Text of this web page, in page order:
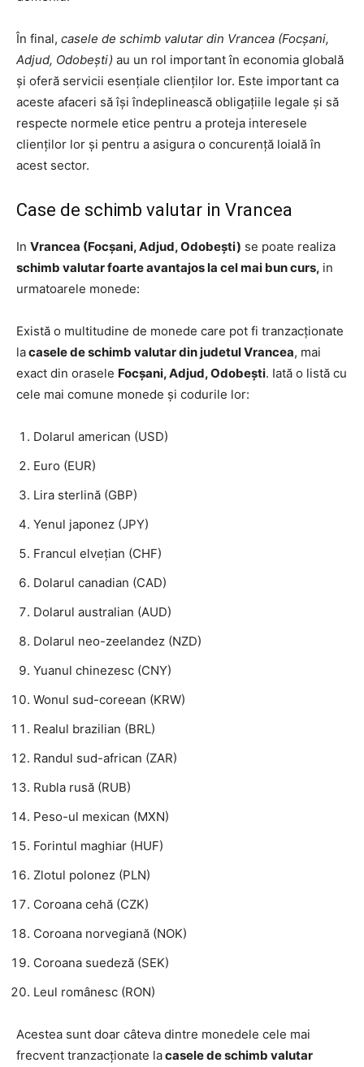
În final, casele de schimb valutar din Vrancea (Focșani,
Adjud, Odobești) au un rol important în economia globală
și oferă servicii esențiale clienților lor. Este important ca
aceste afaceri să își îndeplinească obligațiile legale și să
respecte normele etice pentru a proteja interesele
clienților lor și pentru a asigura o concurență loială în
acest sector.
Case de schimb valutar in Vrancea
In Vrancea (Focșani, Adjud, Odobești) se poate realiza
schimb valutar foarte avantajos la cel mai bun curs, in
urmatoarele monede:
Există o multitudine de monede care pot fi tranzacționate
lacasele de schimb valutar din judetul Vrancea, mai
exact din orasele Focșani, Adjud, Odobești. Iată o listă cu
cele mai comune monede și codurile lor:
Dolarul american (USD)
Euro (EUR)
Lira sterlină (GBP)
Yenul japonez (JPY)
Francul elvețian (CHF)
Dolarul canadian (CAD)
Dolarul australian (AUD)
Dolarul neo-zeelandez (NZD)
Yuanul chinezesc (CNY)
Wonul sud-coreean (KRW)
Realul brazilian (BRL)
Randul sud-african (ZAR)
Rubla rusă (RUB)
Peso-ul mexican (MXN)
Forintul maghiar (HUF)
Zlotul polonez (PLN)
Coroana cehă (CZK)
Coroana norvegiană (NOK)
Coroana suedeză (SEK)
Leul românesc (RON)
Acestea sunt doar câteva dintre monedele cele mai
frecvent tranzacționate lacasele de schimb valutar